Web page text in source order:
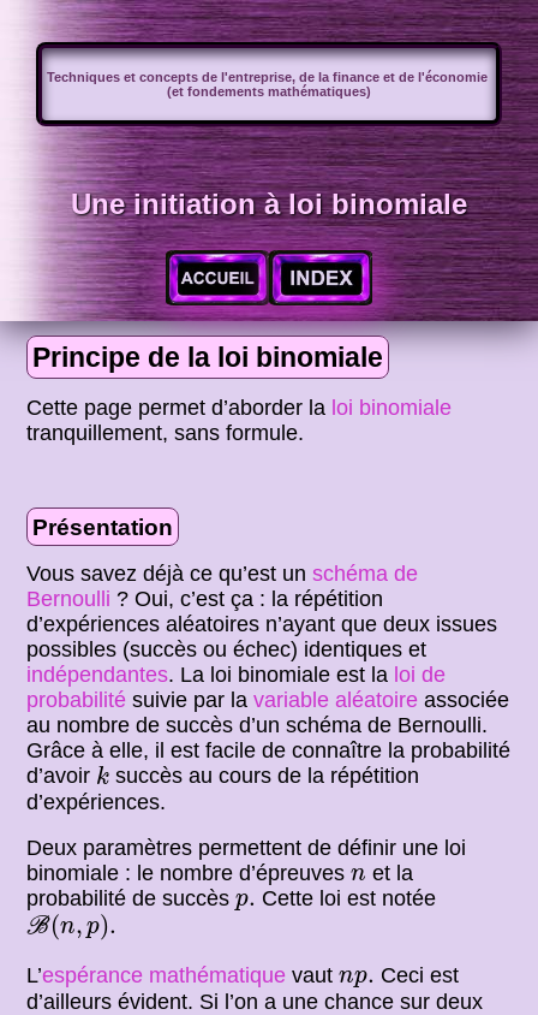
Techniques et concepts de l'entreprise, de la finance et de l'économie
(et fondements mathématiques)
Une initiation à loi binomiale
Principe de la loi binomiale
Cette page permet d’aborder la loi binomiale
tranquillement, sans formule.
Présentation
Vous savez déjà ce qu’est unschéma de
Bernoulli ? Oui, c’est ça : la répétition
d’expériences aléatoires n’ayant que deux issues
possibles (succès ou échec) identiques et
indépendantes. La loi binomiale est la loi de
probabilité suivie par lavariable aléatoire associée
au nombre de succès d’un schéma de Bernoulli.
Grâce à elle, il est facile de connaître la probabilité
d’avoir k
k succès au cours de la répétition
d’expériences.
Deux paramètres permettent de définir une loi
binomiale : le nombre d’épreuvesn
n et la
probabilité de succèsp.
p Cette loi est notée
B(n, p).
B(n,p).
L’espérance mathématique vautnp.
np Ceci est
d’ailleurs évident. Si l’on a une chance sur deux